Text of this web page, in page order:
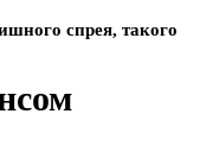
спрея, такого